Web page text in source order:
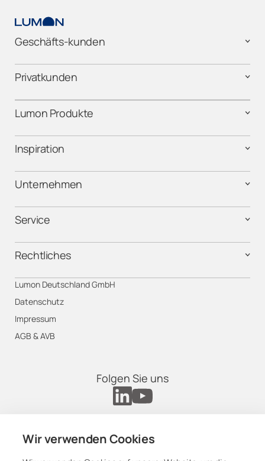
Wir verwenden Cookies
Geschäfts-kunden
Privatkunden
Lumon Produkte
Inspiration
Unternehmen
Service
Rechtliches
Lumon Deutschland GmbH
Datenschutz
Impressum
AGB & AVB
Folgen Sie uns
Germany